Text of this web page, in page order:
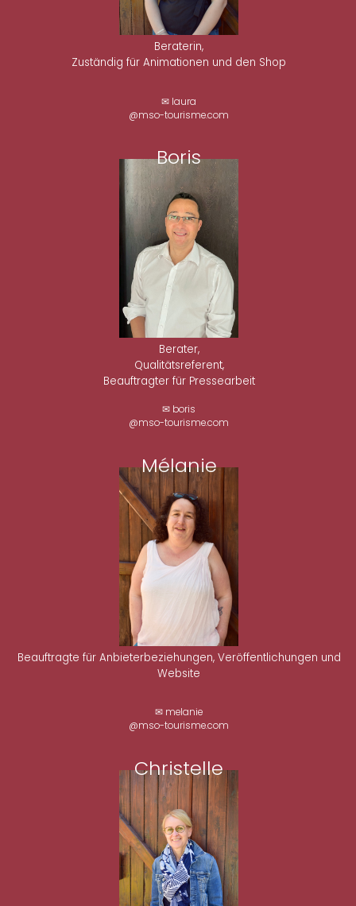
Beraterin,
Zuständig für Animationen und den Shop
✉ laura
@mso-tourisme.com
Boris
Berater,
Qualitätsreferent,
Beauftragter für Pressearbeit
✉ boris
@mso-tourisme.com
Mélanie
Beauftragte für Anbieterbeziehungen, Veröffentlichungen und
Website
✉ melanie
@mso-tourisme.com
Christelle